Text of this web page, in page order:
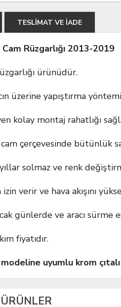
TESLİMAT VE İADE
Rüzgarlığı 2013-2019
ürünüdür.
üzerine yapıştırma
kolay montaj rahatlığı
cam çerçevesinde bütünlük
solmaz ve renk
verir ve hava akışını
günlerde ve aracı
fiyatıdır.
uyumlu krom